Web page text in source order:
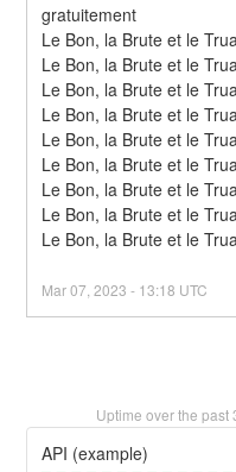
gratuitement
Le Bon, la Brute et le
Le Bon, la Brute et le
Le Bon, la Brute et le
Le Bon, la Brute et le
Le Bon, la Brute et le
Le Bon, la Brute et le
Le Bon, la Brute et le
Le Bon, la Brute et le
Le Bon, la Brute et le
Mar07 ,2023 - 13:18 UTC
Uptime over the past
API (example)